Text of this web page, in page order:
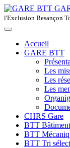
l'Exclusion Besançon
Accueil
GARE BTT
Les
Les
Les
CHRS Gare
BTT Bâtiment
BTT
BTT Tri